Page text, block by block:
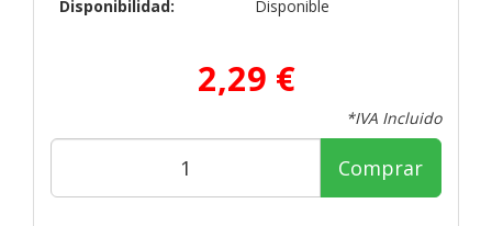
Disponibilidad:
Disponible
2,29 €
*IVA Incluido
Comprar